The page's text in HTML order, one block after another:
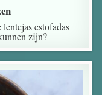
estofadas
zijn?